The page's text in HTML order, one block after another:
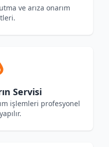
ve arıza onarım
Servisi
işlemleri profesyonel